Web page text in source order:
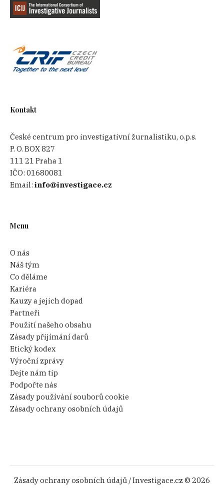
Kontakt
České centrum pro investigativní žurnalistiku, o.p.s.
P. O. BOX 827
111 21 Praha 1
IČO:01680081
Email:info@investigace.cz
Menu
O nás
Náš tým
Co děláme
Kariéra
Kauzy a jejich dopad
Partneři
Použití našeho obsahu
Zásady přijímání darů
Etický kodex
Výroční zprávy
Dejte nám tip
Podpořte nás
Zásady používání souborů cookie
Zásady ochrany osobních údajů
Zásady ochrany osobních údajů / Investigace.cz © 2026